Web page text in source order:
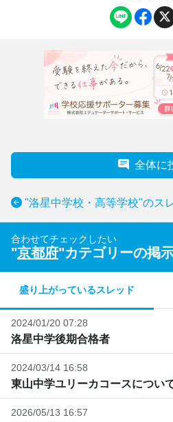
全体に
"洛星中学校・高等学校"のス
合わせてチェックしたい
"京都府"カテゴリーの掲
盛り上がっているスレッド
2024/01/20 07:28
洛星中学後期合格者
2024/03/14 16:58
東山中学ユリーカコースについ
2026/05/13 16:57